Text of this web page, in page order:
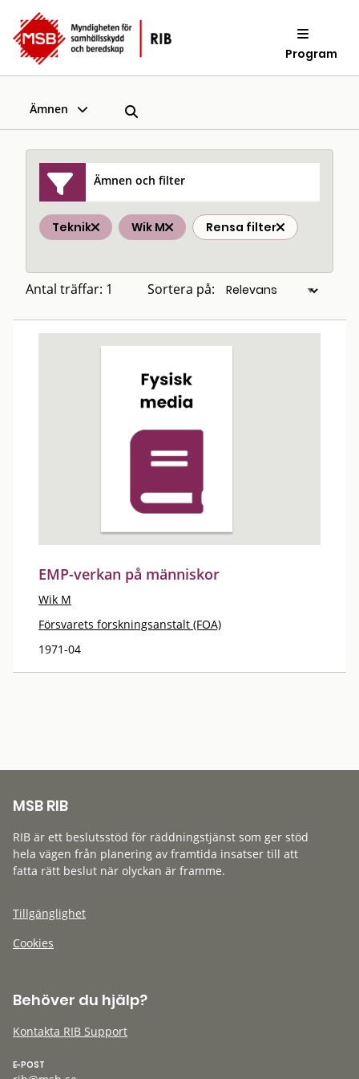
Program
Ämnen
Ämnen och filter
Teknik Wik M Rensa filter
Antal träffar: 1 Sortera på:
EMP-verkan på människor
Wik M
Försvarets forskningsanstalt (FOA)
1971-04
MSB RIB
RIB är ett beslutsstöd för räddningstjänst som ger stöd
hela vägen från planering av framtida insatser till att
fatta rätt beslut när olyckan är framme.
Tillgänglighet
Cookies
Behöver du hjälp?
Kontakta RIB Support
E-POST